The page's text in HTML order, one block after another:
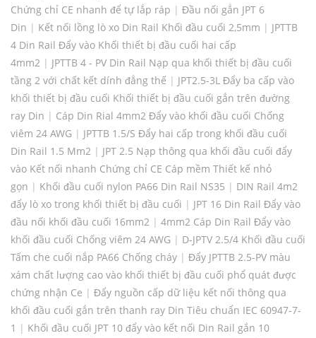
Chứng chỉ CE nhanh để tự lắp ráp | Đầu nối gắn JPT 6
Din | Kết nối lồng lò xo Din Rail Khối đầu cuối 2,5mm | JPTTB
4 Din Rail Đẩy vào Khối thiết bị đầu cuối hai cấp
4mm2 | JPTTB 4 - PV Din Rail Nạp qua khối thiết bị đầu cuối
tầng 2 với chất kết dính đẳng thế | JPT2.5-3L Đẩy ba cấp vào
khối thiết bị đầu cuối Khối thiết bị đầu cuối gắn trên đường
ray Din | Cáp Din Rial 4mm2 Đẩy vào khối đầu cuối Chống
viêm 24 AWG | JPTTB 1.5/S Đẩy hai cấp trong khối đầu cuối
Din Rail 1.5 Mm2 | JPT 2.5 Nạp thông qua khối đầu cuối đẩy
vào Kết nối nhanh Chứng chỉ CE Cáp mềm Thiết kế nhỏ
gọn | Khối đầu cuối nylon PA66 Din Rail NS35 | DIN Rail 4m2
đẩy lò xo trong khối thiết bị đầu cuối | JPT 16 Din Rail Đẩy vào
đầu nối khối đầu cuối 16mm2 | 4mm2 Cáp Din Rail Đẩy vào
khối đầu cuối Chống viêm 24 AWG | D-JPTV 2.5/4 Khối đầu cuối
Tấm che cuối nắp PA66 Chống cháy | Đẩy JPTTB 2.5-PV màu
xám chất lượng cao vào khối thiết bị đầu cuối phổ quát được
chứng nhận Ce | Đẩy nguồn cấp dữ liệu kết nối thông qua
khối đầu cuối gắn trên thanh ray Din Tiêu chuẩn IEC 60947-7-
1 | Khối đầu cuối JPT 10 đẩy vào kết nối Din Rail gắn 10